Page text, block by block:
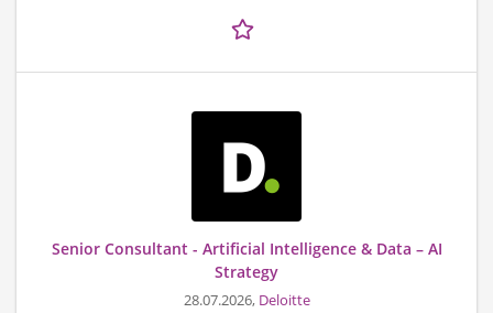
Senior Consultant - Artificial Intelligence & Data – AI
Strategy
28.07.2026, Deloitte